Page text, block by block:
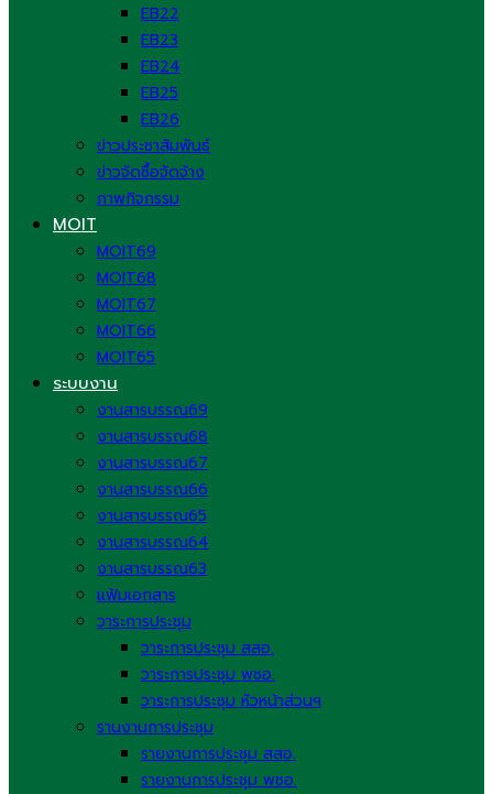
EB22
EB23
EB24
EB25
EB26
ข่าวประชาสัมพันธ์
ข่าวจัดซื้อจัดจ้าง
ภาพกิจกรรม
MOIT
MOIT69
MOIT68
MOIT67
MOIT66
MOIT65
ระบบงาน
งานสารบรรณ69
งานสารบรรณ68
งานสารบรรณ67
งานสารบรรณ66
งานสารบรรณ65
งานสารบรรณ64
งานสารบรรณ63
แฟ้มเอกสาร
วาระการประชุม
วาระการประชุม สสอ.
วาระการประชุม พชอ.
วาระการประชุม หัวหน้าส่วนฯ
รานงานการประชุม
รายงานการประชุม สสอ.
รายงานการประชุม พชอ.